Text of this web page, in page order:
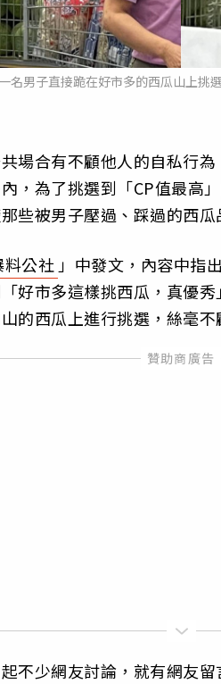
一名男子直接跪在好市多的西瓜山上挑
場合有不顧他人的自私行
，為了挑選到「CP值最高
些被男子壓過、踩過的西瓜
料公社」中發文，內容中指
好市多這樣挑西瓜，真優
的西瓜上進行挑選，絲毫不
不少網友討論，就有網友